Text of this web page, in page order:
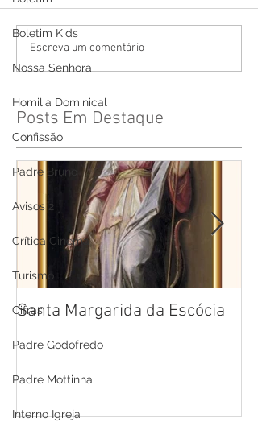
Boletim Kids
Nossa Senhora
Homilia Dominical
Confissão
Padre Bruno
Avisos 2
Crítica Cinema
Turismo
Cifras
Padre Godofredo
Padre Mottinha
Interno Igreja
Escreva um comentário
Posts Em Destaque
Santa Margarida da Escócia